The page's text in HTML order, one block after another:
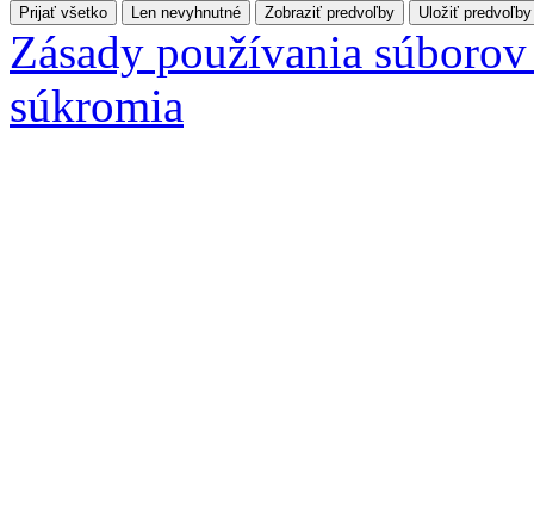
Prijať všetko Len nevyhnutné Zobraziť predvoľby Uložiť predvoľby
Zásady používania
súkromia